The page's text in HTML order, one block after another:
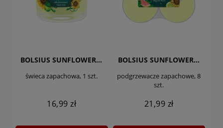
BOLSIUS SUNFLOWER&CITRUS
świeca zapachowa, 1 szt.
16,99 zł
BOLSIUS SUNFLOWER&CITRUS
podgrzewacze zapachowe, 8
szt.
21,99 zł